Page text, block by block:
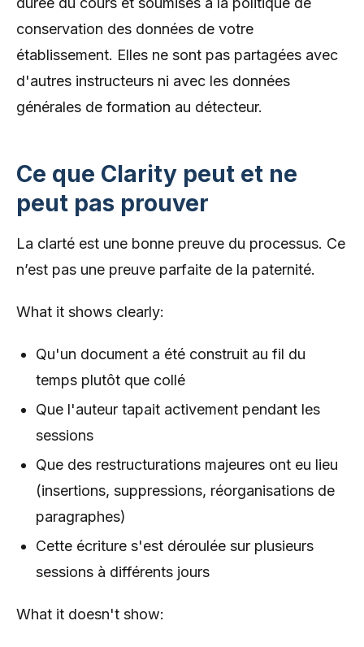
conservation des données de votre
établissement. Elles ne sont pas partagées avec
d'autres instructeurs ni avec les données
générales de formation au détecteur.
Ce que Clarity peut et ne
peut pas prouver
La clarté est une bonne preuve du processus. Ce
n’est pas une preuve parfaite de la paternité.
What it shows clearly:
Qu'un document a été construit au fil du
temps plutôt que collé
Que l'auteur tapait activement pendant les
sessions
Que des restructurations majeures ont eu lieu
(insertions, suppressions, réorganisations de
paragraphes)
Cette écriture s'est déroulée sur plusieurs
sessions à différents jours
What it doesn't show: